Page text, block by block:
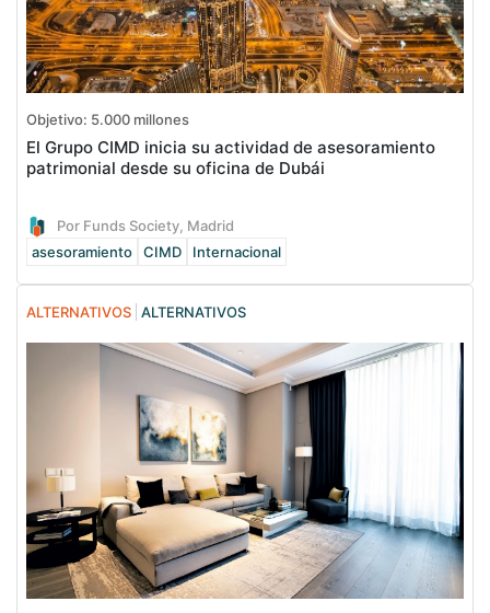
Objetivo: 5.000 millones
El Grupo CIMD inicia su actividad de asesoramiento
patrimonial desde su oficina de Dubái
Por Funds Society, Madrid
asesoramiento
CIMD Internacional
ALTERNATIVOS ALTERNATIVOS